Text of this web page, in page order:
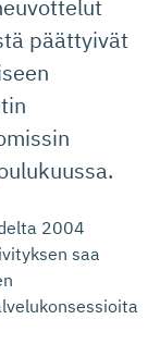
päättyivät
2004
saa